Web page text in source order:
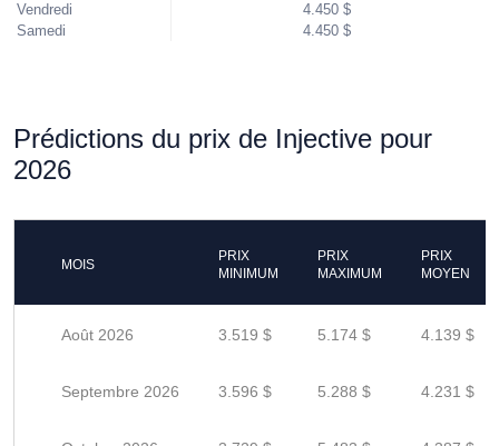
Vendredi
Samedi
4.450 $
4.450 $
Prédictions du prix de Injective pour
2026
MOIS
PRIX
MINIMUM
PRIX
MAXIMUM
PRIX
MOYEN
Août 2026 3.519 $ 5.174 $ 4.139 $
Septembre 2026 3.596 $ 5.288 $ 4.231 $